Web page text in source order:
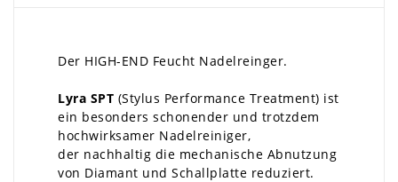
Der HIGH-END Feucht Nadelreinger.
Lyra SPT (Stylus Performance Treatment) ist
ein besonders schonender und trotzdem
hochwirksamer Nadelreiniger,
der nachhaltig die mechanische Abnutzung
von Diamant und Schallplatte reduziert.